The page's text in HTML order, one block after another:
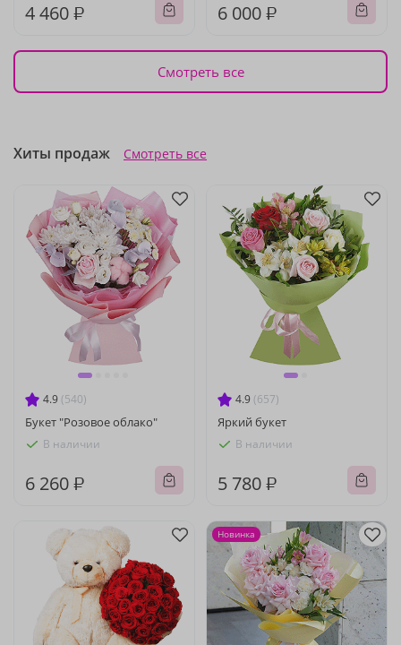
4 460 ₽ 6 000 ₽
Смотреть все
Хиты продаж Смотреть все
4.9 (540)
Букет "Розовое облако"
В наличии
6 260 ₽
4.9 (657)
Яркий букет
В наличии
5 780 ₽
Новинка